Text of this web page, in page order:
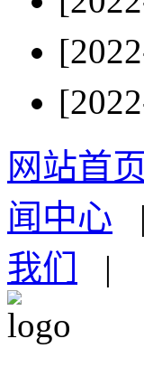
网站首
闻中心
我们
|